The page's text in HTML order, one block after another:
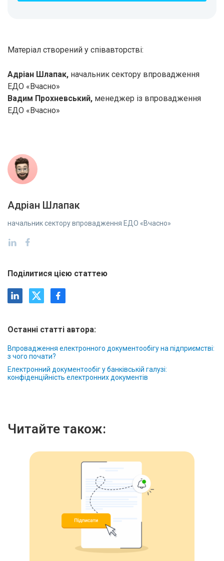
Матеріал створений у співавторстві:
Адріан Шлапак, начальник сектору впровадження
ЕДО «Вчасно»
Вадим Прохневський, менеджер із впровадження
ЕДО «Вчасно»
Адріан Шлапак
начальник сектору впровадження ЕДО «Вчасно»
Поділитися цією статтею
Останні статті автора:
Впровадження електронного документообігу на підприємстві:
з чого почати?
Електронний документообіг у банківській галузі:
конфіденційність електронних документів
Читайте також: